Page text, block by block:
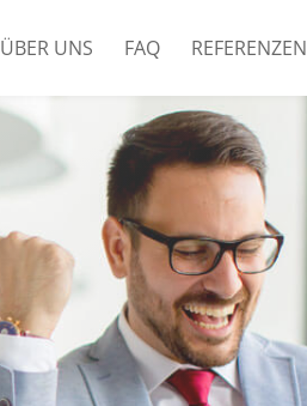
ÜBER UNS FAQ REFERENZEN